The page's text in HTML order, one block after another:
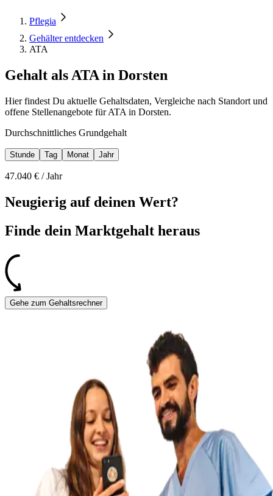
Pflegia
Gehälter entdecken
ATA
Gehalt als ATA in Dorsten
Hier findest Du aktuelle Gehaltsdaten, Vergleiche nach Standort und
offene Stellenangebote für ATA in Dorsten.
Durchschnittliches Grundgehalt
Stunde Tag Monat Jahr
47.040 € /Jahr
Neugierig auf deinen Wert?
Finde dein Marktgehalt heraus
Gehe zum Gehaltsrechner